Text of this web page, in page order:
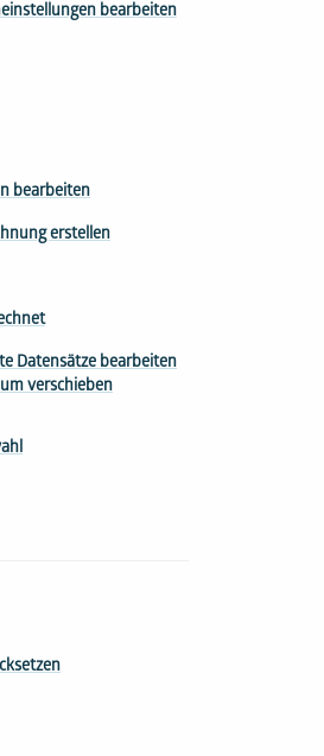
bearbeiten
bearbeiten
erstellen
Datensätze bearbeiten
verschieben